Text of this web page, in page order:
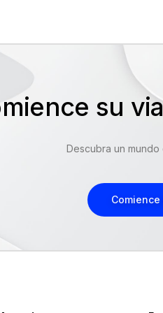
su
Descubra un
Comience